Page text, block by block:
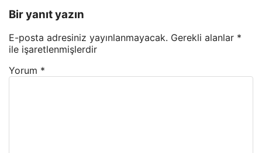
Bir yanıt yazın
E-posta adresiniz yayınlanmayacak. Gerekli alanlar *
ile işaretlenmişlerdir
Yorum *